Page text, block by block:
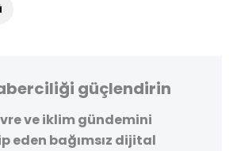
güçlendirin
ve iklim gündemini
eden bağımsız dijital